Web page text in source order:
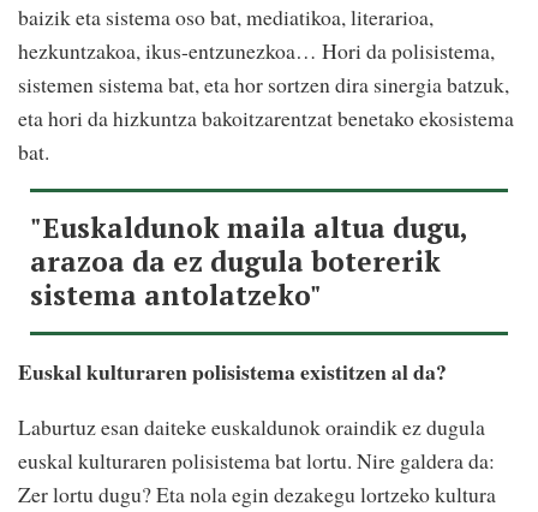
baizik eta sistema oso bat, mediatikoa, literarioa,
hezkuntzakoa, ikus-entzunezkoa… Hori da polisistema,
sistemen sistema bat, eta hor sortzen dira sinergia batzuk,
eta hori da hizkuntza bakoitzarentzat benetako ekosistema
bat.
"Euskaldunok maila altua dugu,
arazoa da ez dugula botererik
sistema antolatzeko"
Euskal kulturaren polisistema existitzen al da?
Laburtuz esan daiteke euskaldunok oraindik ez dugula
euskal kulturaren polisistema bat lortu. Nire galdera da:
Zer lortu dugu? Eta nola egin dezakegu lortzeko kultura